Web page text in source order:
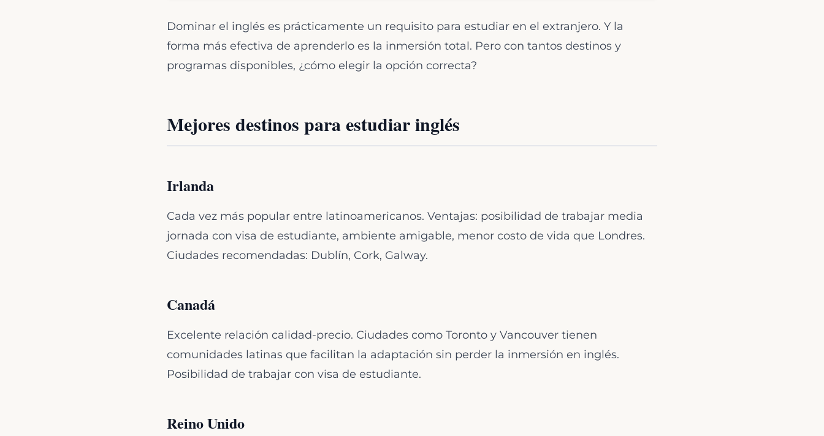
Dominar el inglés es prácticamente un requisito para estudiar en el extranjero. Y la
forma más efectiva de aprenderlo es la inmersión total. Pero con tantos destinos y
programas disponibles, ¿cómo elegir la opción correcta?
Mejores destinos para estudiar inglés
Irlanda
Cada vez más popular entre latinoamericanos. Ventajas: posibilidad de trabajar media
jornada con visa de estudiante, ambiente amigable, menor costo de vida que Londres.
Ciudades recomendadas: Dublín, Cork, Galway.
Canadá
Excelente relación calidad-precio. Ciudades como Toronto y Vancouver tienen
comunidades latinas que facilitan la adaptación sin perder la inmersión en inglés.
Posibilidad de trabajar con visa de estudiante.
Reino Unido